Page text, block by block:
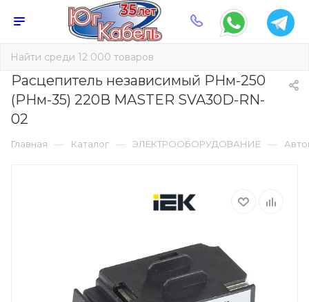
Расцепитель независимый РНм-250
(РНм-35) 220В MASTER SVA30D-RN-
02
Главная — Каталог — ЭЛЕКТРООБОРУДОВАНИЕ —